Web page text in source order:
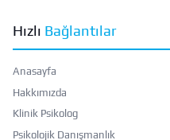
Hızlı Bağlantılar
Anasayfa
Hakkımızda
Klinik Psikolog
Psikolojik Danışmanlık